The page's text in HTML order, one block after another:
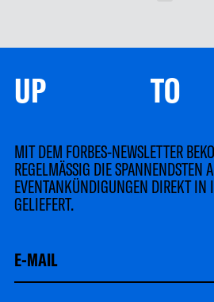
UP TO
MIT DEM FORBES-NEWSLETTER
REGELMÄSSIG DIE SPANNENDSTEN
EVENTANKÜNDIGUNGEN DIREKT IN
GELIEFERT.